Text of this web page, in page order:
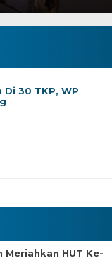
HUT Ke-
30 TKP, WP